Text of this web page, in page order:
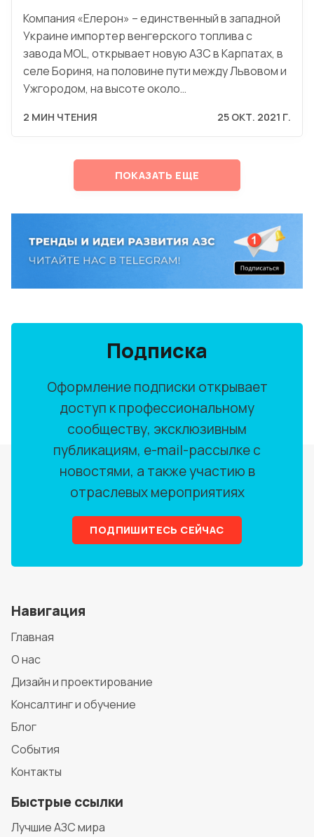
Компания «Елерон» – единственный в западной
Украине импортер венгерского топлива с
завода MOL, открывает новую АЗС в Карпатах, в
селе Бориня, на половине пути между Львовом и
Ужгородом, на высоте около…
2 МИН ЧТЕНИЯ 25 ОКТ. 2021 Г.
ПОКАЗАТЬ ЕЩЕ
Подписка
Оформление подписки открывает
доступ к профессиональному
сообществу, эксклюзивным
публикациям, e-mail-рассылке с
новостями, а также участию в
отраслевых мероприятиях
ПОДПИШИТЕСЬ СЕЙЧАС
Навигация
Главная
О нас
Дизайн и проектирование
Консалтинг и обучение
Блог
События
Контакты
Быстрые ссылки
Лучшие АЗС мира